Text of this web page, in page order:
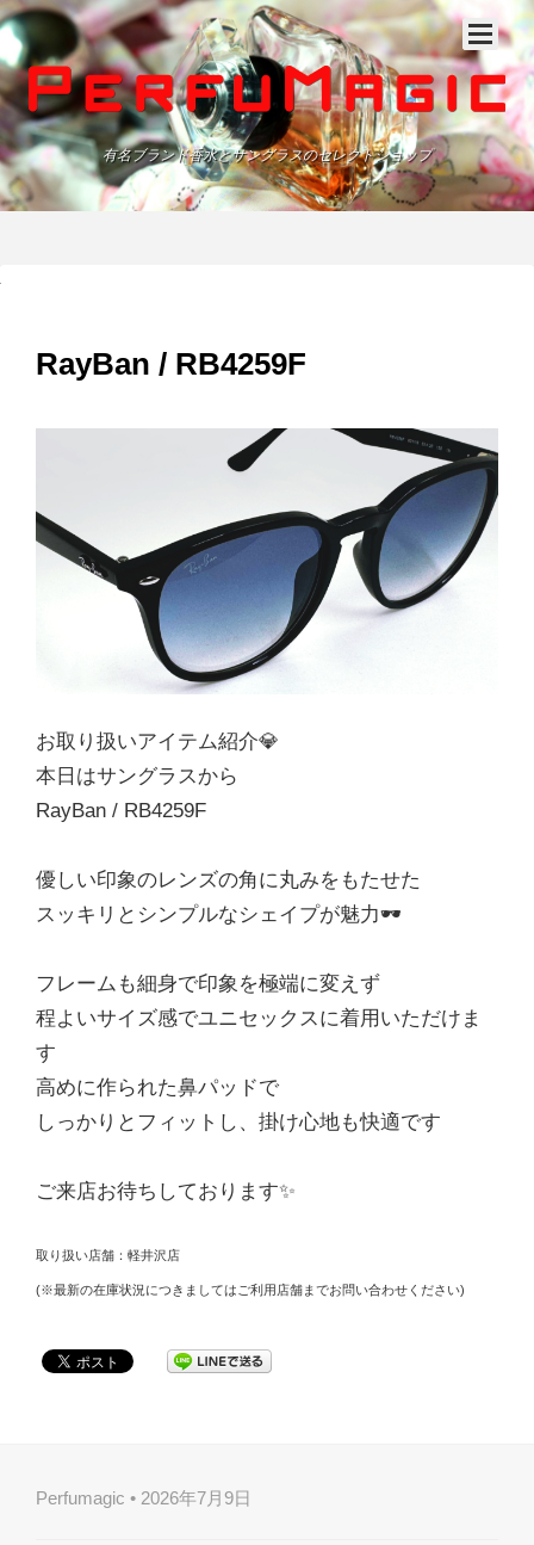
有名ブランド香水とサングラスのセレクトショップ
RayBan / RB4259F
お取り扱いアイテム紹介💎
本日はサングラスから
RayBan / RB4259F
優しい印象のレンズの角に丸みをもたせた
スッキリとシンプルなシェイプが魅力🕶️
フレームも細身で印象を極端に変えず
程よいサイズ感でユニセックスに着用いただけま
す
高めに作られた鼻パッドで
しっかりとフィットし、掛け心地も快適です
ご来店お待ちしております✨
取り扱い店舗：軽井沢店
(※最新の在庫状況につきましてはご利用店舗までお問い合わせください)
Perfumagic • 2026年7月9日